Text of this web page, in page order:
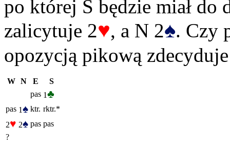
po której S będzie miał
zalicytuje 2♥, a N 2♠. Czy
opozycją pikową
W N E
S
pas 1♣
pas 1♠ ktr. rktr.*
2♥ 2♠ pas pas
?